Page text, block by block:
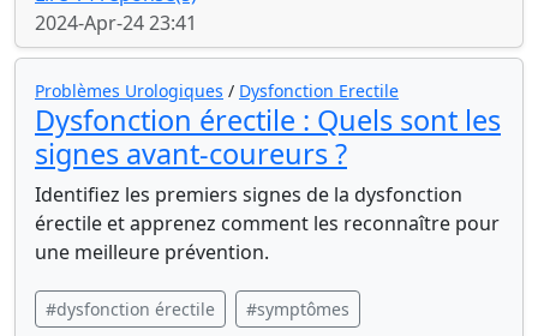
2024-Apr-24 23:41
Problèmes Urologiques / Dysfonction Erectile
Dysfonction érectile : Quels sont les
signes avant-coureurs ?
Identifiez les premiers signes de la dysfonction
érectile et apprenez comment les reconnaître pour
une meilleure prévention.
#dysfonction érectile #symptômes